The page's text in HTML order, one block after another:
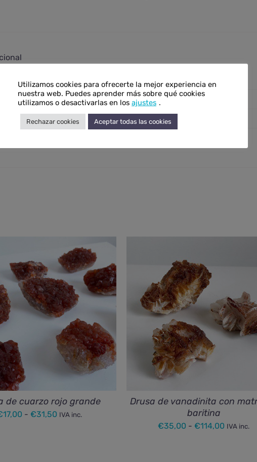
N/D
Aqua aura
de cuarzo rojo grande
17,00 - €31,50Rango
IVA inc.
Drusa de vanadinita con
baritina
€35,00 - €114,00 Rango
IVA inc.
Utilizamos cookies para ofrecerte la mejor experiencia en
nuestra web. Puedes aprender más sobre qué cookies
utilizamos o desactivarlas en los ajustes .
Rechazar cookies Aceptar todas las cookies